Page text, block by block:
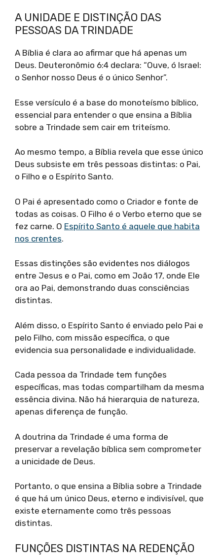
A UNIDADE E DISTINÇÃO DAS
PESSOAS DA TRINDADE
A Bíblia é clara ao afirmar que há apenas um
Deus. Deuteronômio 6:4 declara: “Ouve, ó Israel:
o Senhor nosso Deus é o único Senhor”.
Esse versículo é a base do monoteísmo bíblico,
essencial para entender o que ensina a Bíblia
sobre a Trindade sem cair em triteísmo.
Ao mesmo tempo, a Bíblia revela que esse único
Deus subsiste em três pessoas distintas: o Pai,
o Filho e o Espírito Santo.
O Pai é apresentado como o Criador e fonte de
todas as coisas. O Filho é o Verbo eterno que se
fez carne. O Espírito Santo é aquele que habita
nos crentes.
Essas distinções são evidentes nos diálogos
entre Jesus e o Pai, como em João 17, onde Ele
ora ao Pai, demonstrando duas consciências
distintas.
Além disso, o Espírito Santo é enviado pelo Pai e
pelo Filho, com missão específica, o que
evidencia sua personalidade e individualidade.
Cada pessoa da Trindade tem funções
específicas, mas todas compartilham da mesma
essência divina. Não há hierarquia de natureza,
apenas diferença de função.
A doutrina da Trindade é uma forma de
preservar a revelação bíblica sem comprometer
a unicidade de Deus.
Portanto, o que ensina a Bíblia sobre a Trindade
é que há um único Deus, eterno e indivisível, que
existe eternamente como três pessoas
distintas.
FUNÇÕES DISTINTAS NA REDENÇÃO